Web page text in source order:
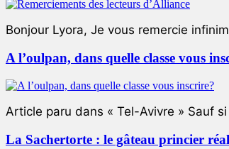
Bonjour Lyora, Je vous remercie
A l’oulpan, dans quelle classe vous
Article paru dans « Tel-Avivre » Sauf
La Sachertorte : le gâteau princier